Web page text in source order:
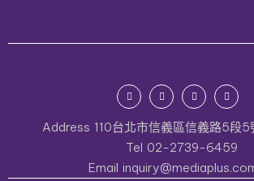
Address 110台北市信義區信義路5段
Tel 02-2739-6459
Email